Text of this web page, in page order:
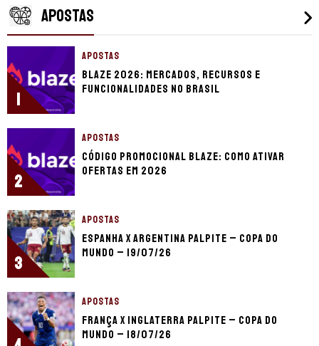
APOSTAS
1
APOSTAS
Blaze 2026: mercados, recursos e
funcionalidades no Brasil
2
APOSTAS
Código promocional Blaze: como ativar
ofertas em 2026
3
APOSTAS
Espanha x Argentina palpite – Copa do
Mundo – 19/07/26
APOSTAS
França x Inglaterra palpite – Copa do
Mundo – 18/07/26